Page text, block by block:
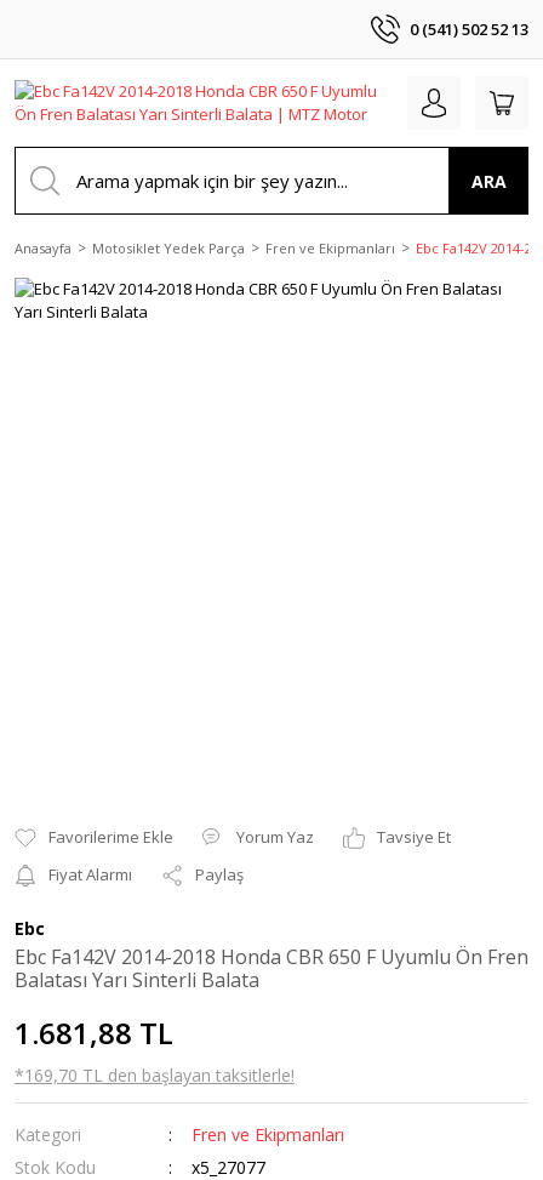
0 (541) 502 52 13
ARA
Anasayfa Motosiklet Yedek Parça Fren ve Ekipmanları Ebc Fa142V 2014-
Yorum Yaz
Tavsiye Et
Fiyat Alarmı
Paylaş
Ebc
Ebc Fa142V 2014-2018 Honda CBR 650 F Uyumlu Ön Fren
Balatası Yarı Sinterli Balata
1.681,88 TL
*169,70 TL den başlayan taksitlerle!
Kategori
Fren ve Ekipmanları
Stok Kodu
x5_27077